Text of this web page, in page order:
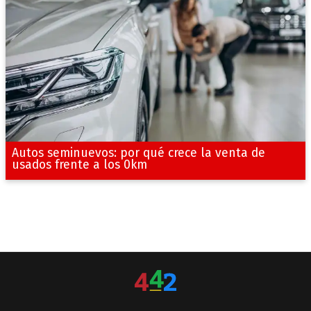
Autos seminuevos: por qué crece la venta de
usados frente a los 0km